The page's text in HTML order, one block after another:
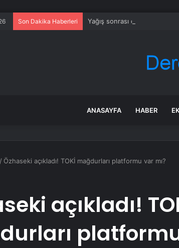
Son Dakika Haberleri Yağış sonrası deniz uyarısı!
ANASAYFA HABER
/ Özhaseki açıkladı! TOKİ mağdurları platformu var mı?
açıkladı!